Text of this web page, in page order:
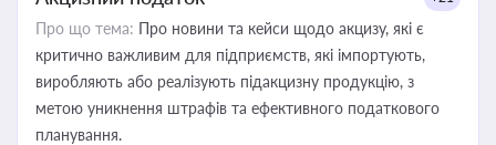
Про що тема: Про новини та кейси щодо акцизу, які є
критично важливим для підприємств, які імпортують,
виробляють або реалізують підакцизну продукцію, з
метою уникнення штрафів та ефективного податкового
планування.